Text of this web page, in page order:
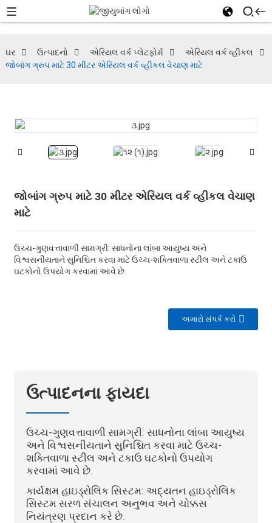
ઘર ઉત્પાદનો એરિયલ વર્ક પ્લેટફોર્મ
એરિયલ વર્ક વ્હીકલ
જોબાંગ ગ્રુપ માટે 30 મીટર એરિયલ વર્ક વ્હીકલ વેચાણ માટે
જોબાંગ ગ્રુપ માટે 30 મીટર એરિયલ વર્ક વ્હીકલ વેચાણ
માટે
ઉચ્ચ-ગુણવત્તાવાળી સામગ્રી: સાધનોના લાંબા આયુષ્ય અને
વિશ્વસનીયતાને સુનિશ્ચિત કરવા માટે ઉચ્ચ-શક્તિવાળા સ્ટીલ અને ટકાઉ
ઘટકોનો ઉપયોગ કરવામાં આવે છે.
અમારો સંપર્ક કરો
ઉત્પાદનના ફાયદા
ઉચ્ચ-ગુણવત્તાવાળી સામગ્રી: સાધનોના લાંબા આયુષ્ય
અને વિશ્વસનીયતાને સુનિશ્ચિત કરવા માટે ઉચ્ચ-
શક્તિવાળા સ્ટીલ અને ટકાઉ ઘટકોનો ઉપયોગ
કરવામાં આવે છે.
કાર્યક્ષમ હાઇડ્રોલિક સિસ્ટમ: અદ્યતન હાઇડ્રોલિક
સિસ્ટમ સરળ સંચાલન અનુભવ અને ચોક્કસ
નિયંત્રણ પ્રદાન કરે છે.